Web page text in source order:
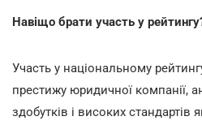
Навіщо брати участь у
Участь у національному
престижу юридичної компанії,
здобутків і високих стандартів